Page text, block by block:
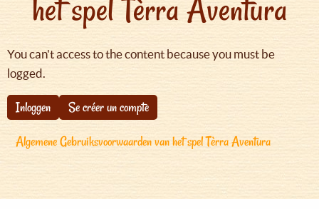
het spel Tèrra Aventura
You can't access to the content because you must be
logged.
Inloggen
Se créer un compte
Algemene Gebruiksvoorwaarden van het spel Tèrra Aventura